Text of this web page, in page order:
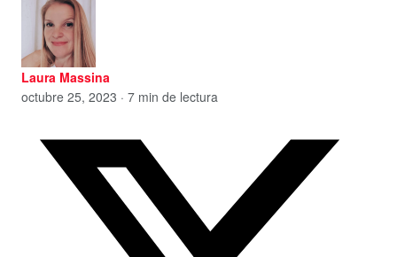
Laura Massina
octubre 25, 2023 · 7 min de lectura